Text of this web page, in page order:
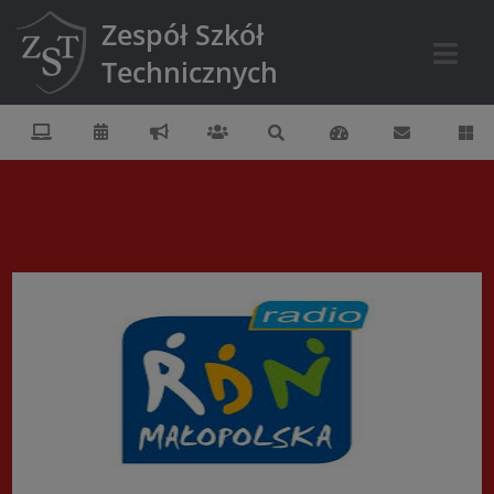
Zespół Szkół
Technicznych